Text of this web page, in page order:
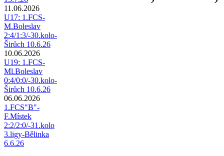
11.06.2026
U17: 1.FCS-
M.Boleslav
2:4/1:3/-30.kolo-
Širůch 10.6.26
10.06.2026
U19: 1.FCS-
Ml.Boleslav
0:4/0:0/-30.kolo-
Širůch 10.6.26
06.06.2026
1.FCS"B"-
F.Místek
2:2/2:0/-31.kolo
3.ligy-Bělinka
6.6.26